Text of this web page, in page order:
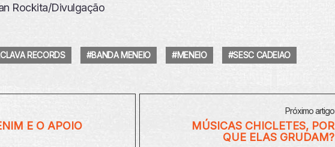
Rockita/Divulgação
RECORDS BANDA MENEIO MENEIO SESC CADEIAO
E O APOIO
Próximo artigo
MÚSICAS CHICLETES, POR
QUE ELAS GRUDAM?